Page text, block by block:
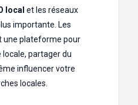
local et les réseaux
importante. Les
une plateforme pour
partager du
influencer votre
locales.